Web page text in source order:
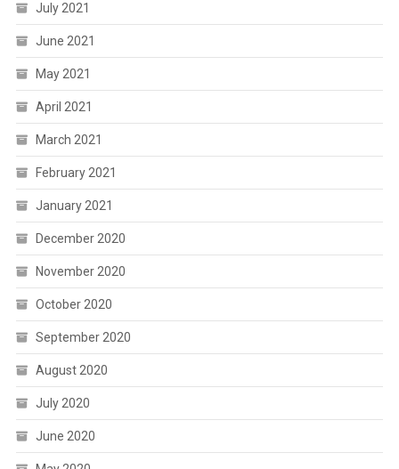
July 2021
June 2021
May 2021
April 2021
March 2021
February 2021
January 2021
December 2020
November 2020
October 2020
September 2020
August 2020
July 2020
June 2020